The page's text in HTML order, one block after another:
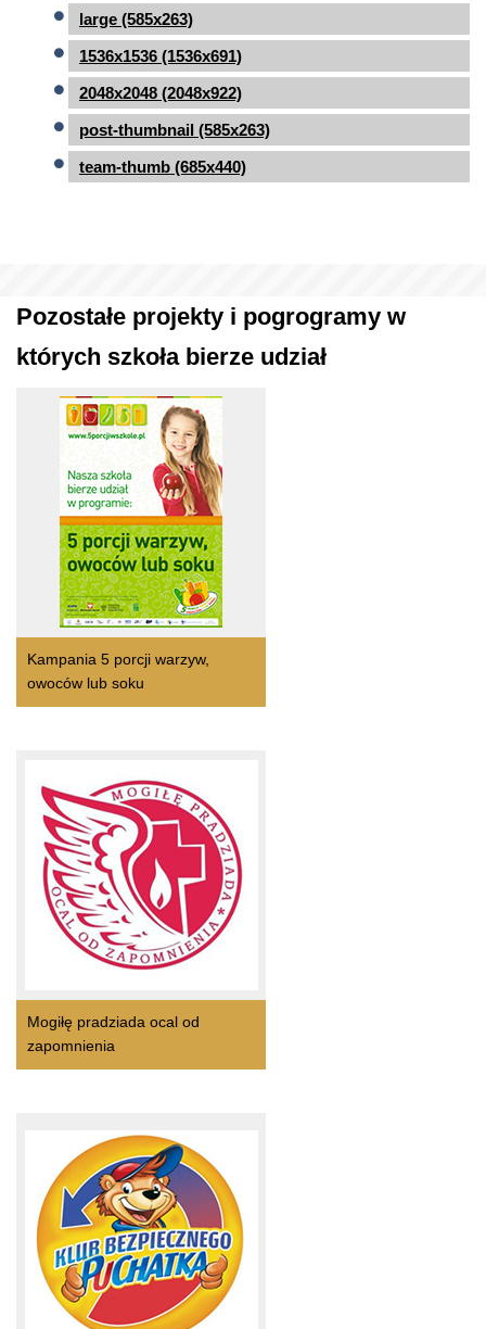
large (585x263)
1536x1536 (1536x691)
2048x2048 (2048x922)
post-thumbnail (585x263)
team-thumb (685x440)
Pozostałe projekty i pogrogramy w
których szkoła bierze udział
Kampania 5 porcji warzyw,
owoców lub soku
Mogiłę pradziada ocal od
zapomnienia